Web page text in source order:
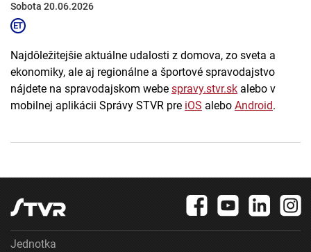
Sobota 20.06.2026
Najdôležitejšie aktuálne udalosti z domova, zo sveta a
ekonomiky, ale aj regionálne a športové spravodajstvo
nájdete na spravodajskom webe spravy.stvr.sk alebo v
mobilnej aplikácii Správy STVR pre iOS alebo Android.
Jednotka